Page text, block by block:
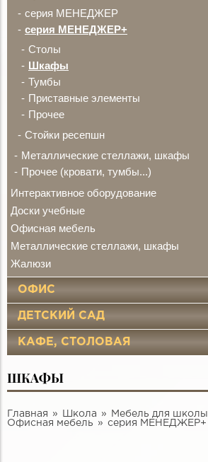
серия МЕНЕДЖЕР
серия МЕНЕДЖЕР+
Столы
Шкафы
Тумбы
Приставные элементы
Прочее
Стойки ресепшн
Металлические стеллажи, шкафы
Прочее (кровати, тумбы...)
Интерактивное оборудование
Доски учебные
Офисная мебель
Металлические стеллажи, шкафы
Жалюзи
ОФИС
ДЕТСКИЙ САД
КАФЕ, СТОЛОВАЯ
ШКАФЫ
Главная Школа
Мебель для школы
Офисная мебель
серия МЕНЕДЖЕР+